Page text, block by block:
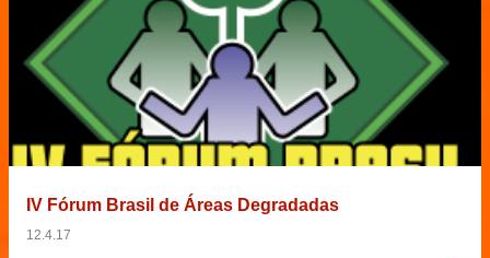
IV Fórum Brasil de Áreas Degradadas
12.4.17